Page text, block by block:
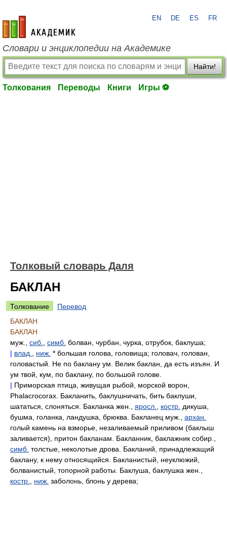
academic.ru
EN DE ES FR
Словари и энциклопедии на Академике
Найти!
Толкования Переводы Книги Игры ⚽
Толковый словарь Даля
БАКЛАН
Толкование
Перевод
БАКЛАН
БАКЛАН
муж., сиб. симб. болван, чурбан, чурка, отрубок, баклуша;
| влад. ниж. * большая голова, головища; головач, голован,
головастый. Не по баклану ум. Велик баклан, да есть изъян. И
ум твой, кум, по баклану, по большой голове.
| Приморская птица, живущая рыбой, морской ворон,
Phalacrocorax. Бакланить, баклушничать, бить баклуши,
шататься, слоняться. Бакланка жен., яросл. костр. дикуша,
бушма, голанка, ландушка, брюква. Бакланец муж., архан.
голый камень на взморье, незаливаемый приливом (баклыш
заливается), притон бакланам. Бакланник, баклажник собир.,
симб. толстые, неколотые дрова. Бакланий, принадлежащий
баклану, к нему относящийся. Бакланистый, неуклюжий,
болванистый, топорной работы. Баклуша, баклушка жен.,
костр.
ниж. заболонь, блонь у дерева;